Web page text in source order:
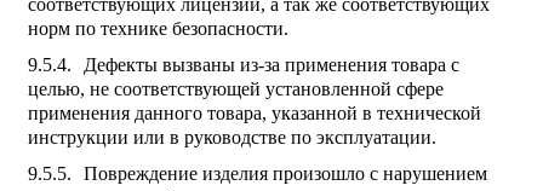
норм по технике безопасности.
Дефекты вызваны из-за применения товара с
целью, не соответствующей установленной сфере
применения данного товара, указанной в технической
инструкции или в руководстве по эксплуатации.
Повреждение изделия произошло с нарушением